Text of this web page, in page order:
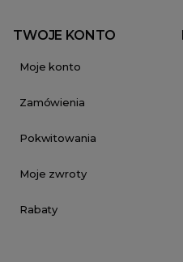
TWOJE KONTO
Moje konto
Zamówienia
Pokwitowania
Moje zwroty
Rabaty